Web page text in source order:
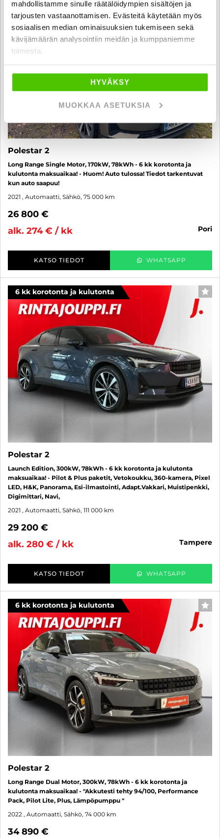
mahdollistamme sinulle räätälöidympien sisältöjen ja
tarjousten vastaanottamisen. Evästeitä käytetään myös
sosiaalisen median ominaisuuksien tukemiseen sekä
kävijämäärän analysointiin meidän ja kumppaniemme
toimesta.
HYVÄKSY
MUOKKAA ASETUKSIA
Polestar 2
Long Range Single Motor, 170kW, 78kWh - 6 kk korotonta ja
kulutonta maksuaikaa! - Huom! Auto tulossa! Tiedot tarkentuvat
kun auto saapuu!
2021 , Automaatti, Sähkö, 75 000 km
26 800 €
alk. 274 € / kk
pori
KATSO TIEDOT WHATSAPP
6 kk korotonta ja kulutonta
Polestar 2
Launch Edition, 300kW, 78kWh - 6 kk korotonta ja kulutonta
maksuaikaa! - Pilot & Plus paketit, Vetokoukku, 360-kamera, Pixel
LED, H&K, Panorama, Esi-ilmastointi, Adapt.Vakkari, Muistipenkki,
Digimittari, Navi,
2021 , Automaatti, Sähkö, 111 000 km
29 200 €
alk. 280 € / kk
tampere
KATSO TIEDOT WHATSAPP
6 kk korotonta ja kulutonta
Polestar 2
Long Range Dual Motor, 300kW, 78kWh - 6 kk korotonta ja
kulutonta maksuaikaa! - "Akkutesti tehty 94/100, Performance
Pack, Pilot Lite, Plus, Lämpöpumppu "
2022 , Automaatti, Sähkö, 74 000 km
34 890 €